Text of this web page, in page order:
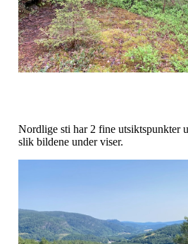
Nordlige sti har 2 fine utsiktspunkter
slik bildene under viser.